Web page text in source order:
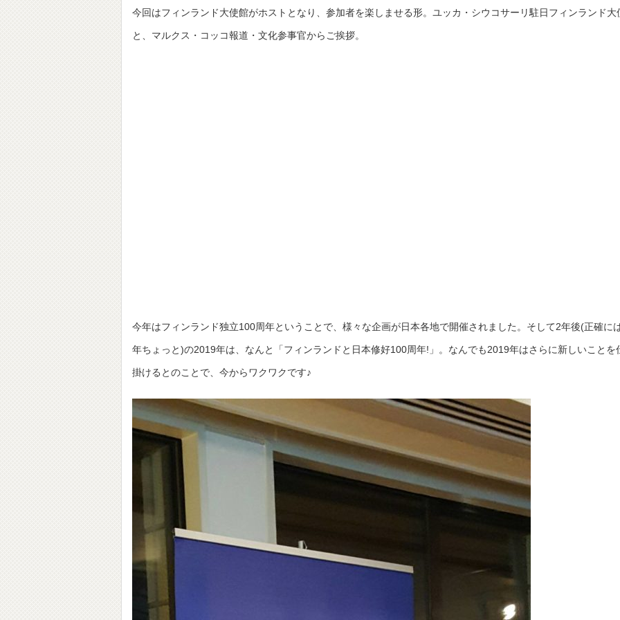
今回はフィンランド大使館がホストとなり、参加者を楽しませる形。ユッカ・シウコサーリ駐日フィンランド大
と、マルクス・コッコ報道・文化参事官からご挨拶。
今年はフィンランド独立100周年ということで、様々な企画が日本各地で開催されました。そして2年後(正確に
年ちょっと)の2019年は、なんと「フィンランドと日本修好100周年!」。なんでも2019年はさらに新しいことを
掛けるとのことで、今からワクワクです♪